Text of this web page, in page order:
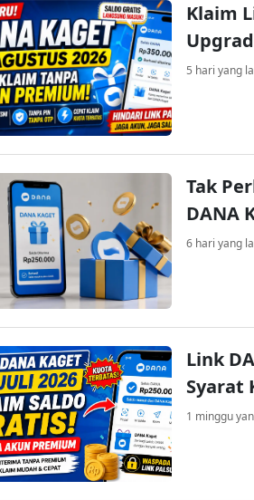
Klaim
5 hari yang
Tak
DANA
6 hari yang
Link
Syarat
1 minggu